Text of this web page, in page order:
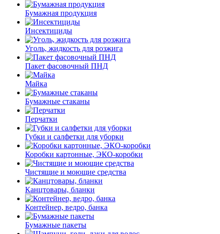
Бумажная продукция
Инсектициды
Уголь, жидкость для розжига
Пакет фасовочный ПНД
Майка
Бумажные стаканы
Перчатки
Губки и салфетки для уборки
Коробки картонные, ЭКО-коробки
Чистящие и моющие средства
Канцтовары, бланки
Контейнер, ведро, банка
Бумажные пакеты